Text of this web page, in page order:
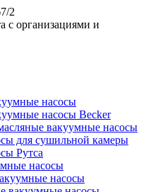
2
с организациями и
насосы
насосы Becker
вакуумные насосы
для сушильной камеры
Рутса
насосы
насосы